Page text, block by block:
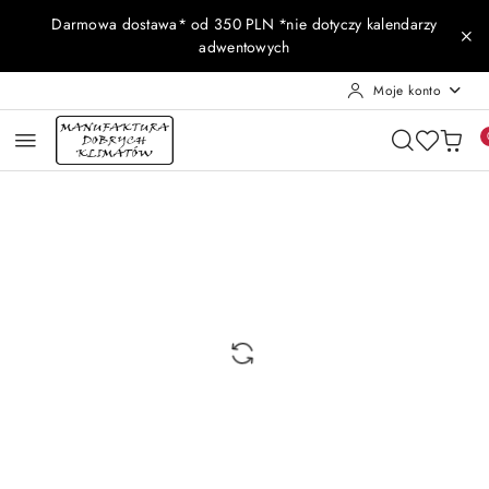
Przejdź do treści głównej
Przejdź do wyszukiwarki
Przejdź do moje konto
Przejdź do menu głównego
Przejdź do opisu produktu
Przejdź do stopki
Darmowa dostawa* od 350 PLN *nie dotyczy kalendarzy
adwentowych
Moje konto